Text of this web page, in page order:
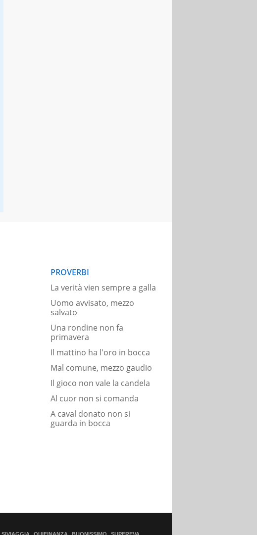
PROVERBI
La verità vien sempre a galla
Uomo avvisato, mezzo
salvato
Una rondine non fa
primavera
Il mattino ha l'oro in bocca
Mal comune, mezzo gaudio
Il gioco non vale la candela
Al cuor non si comanda
A caval donato non si
guarda in bocca
SIVIAGGIA QUIFINANZA BUONISSIMO SUPEREVA